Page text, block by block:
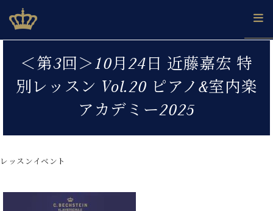
to
content
ベヒシュタインジャパン公式サイト
BECHSTEIN JAPAN Official Site
グ
C.
ュ
イ
コ
ン
ア
ヒ
の
ラ
イ
ヒ
ュ
ル
録
案
ヒ
で、
奏
業
用
＜第3回＞10月24日 近藤嘉宏 特
別レッスン Vol.20 ピアノ&室内楽
アカデミー2025
レッスンイベント